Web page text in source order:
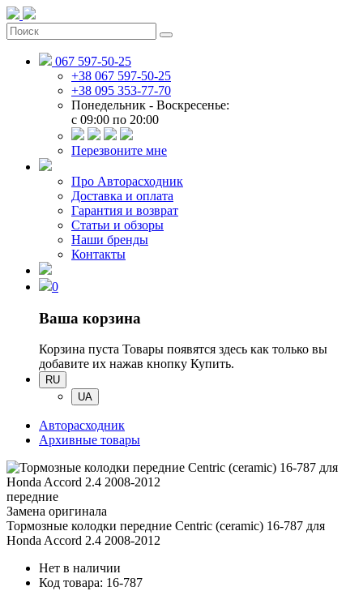
067 597-50-25
+38 067 597-50-25
+38 095 353-77-70
Понедельник - Воскресенье:
c 09:00 по 20:00
Перезвоните мне
Про Авторасходник
Доставка и оплата
Гарантия и возврат
Статьи и обзоры
Наши бренды
Контакты
0
Ваша корзина
Корзина пуста Товары появятся здесь как только вы
добавите их нажав кнопку Купить.
RU
UA
Авторасходник
Архивные товары
передние
Замена оригинала
Тормозные колодки передние Centric (ceramic) 16-787 для
Honda Accord 2.4 2008-2012
Нет в наличии
Код товара: 16-787